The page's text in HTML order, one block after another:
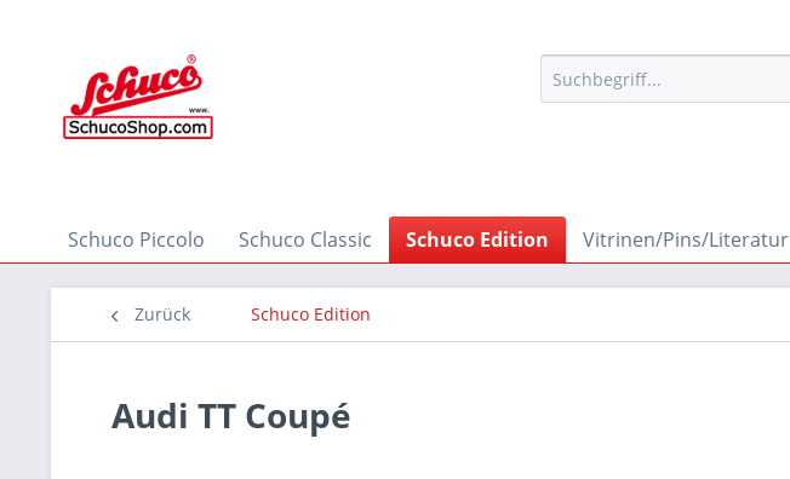
Schuco Piccolo Schuco Classic Schuco Edition Vitrinen/Pins/Literatur
Zurück Schuco Edition
Audi TT Coupé